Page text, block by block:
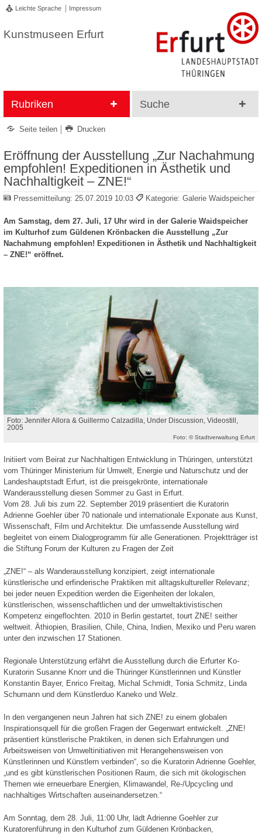
Leichte Sprache Impressum
Kunstmuseen Erfurt
Rubriken Suche
Seite teilen Drucken
Eröffnung der Ausstellung „Zur Nachahmung
empfohlen! Expeditionen in Ästhetik und
Nachhaltigkeit – ZNE!“
Pressemitteilung: 25.07.2019 10:03 Kategorie: Galerie Waidspeicher
Am Samstag, dem 27. Juli, 17 Uhr wird in der Galerie Waidspeicher
im Kulturhof zum Güldenen Krönbacken die Ausstellung „Zur
Nachahmung empfohlen! Expeditionen in Ästhetik und Nachhaltigkeit
– ZNE!“ eröffnet.
Foto: Jennifer Allora & Guillermo Calzadilla, Under Discussion, Videostill,
2005
Foto: © Stadtverwaltung Erfurt
Initiiert vom Beirat zur Nachhaltigen Entwicklung in Thüringen, unterstützt
vom Thüringer Ministerium für Umwelt, Energie und Naturschutz und der
Landeshauptstadt Erfurt, ist die preisgekrönte, internationale
Wanderausstellung diesen Sommer zu Gast in Erfurt.
Vom 28. Juli bis zum 22. September 2019 präsentiert die Kuratorin
Adrienne Goehler über 70 nationale und internationale Exponate aus Kunst,
Wissenschaft, Film und Architektur. Die umfassende Ausstellung wird
begleitet von einem Dialogprogramm für alle Generationen. Projektträger ist
die Stiftung Forum der Kulturen zu Fragen der Zeit
„ZNE!“ – als Wanderausstellung konzipiert, zeigt internationale
künstlerische und erfinderische Praktiken mit alltagskultureller Relevanz;
bei jeder neuen Expedition werden die Eigenheiten der lokalen,
künstlerischen, wissenschaftlichen und der umweltaktivistischen
Kompetenz eingeflochten. 2010 in Berlin gestartet, tourt ZNE! seither
weltweit. Äthiopien, Brasilien, Chile, China, Indien, Mexiko und Peru waren
unter den inzwischen 17 Stationen.
Regionale Unterstützung erfährt die Ausstellung durch die Erfurter Ko-
Kuratorin Susanne Knorr und die Thüringer Künstlerinnen und Künstler
Konstantin Bayer, Enrico Freitag, Michal Schmidt, Tonia Schmitz, Linda
Schumann und dem Künstlerduo Kaneko und Welz.
In den vergangenen neun Jahren hat sich ZNE! zu einem globalen
Inspirationsquell für die großen Fragen der Gegenwart entwickelt. „ZNE!
präsentiert künstlerische Praktiken, in denen sich Erfahrungen und
Arbeitsweisen von Umweltinitiativen mit Herangehensweisen von
Künstlerinnen und Künstlern verbinden“, so die Kuratorin Adrienne Goehler,
„und es gibt künstlerischen Positionen Raum, die sich mit ökologischen
Themen wie erneuerbare Energien, Klimawandel, Re-/Upcycling und
nachhaltiges Wirtschaften auseinandersetzen.“
Am Sonntag, dem 28. Juli, 11:00 Uhr, lädt Adrienne Goehler zur
Kuratorenführung in den Kulturhof zum Güldenen Krönbacken,